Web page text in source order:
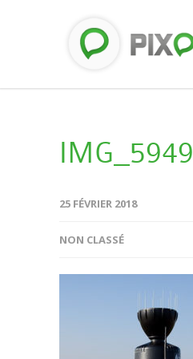
IMG_5949
25 FÉVRIER 2018
NON CLASSÉ